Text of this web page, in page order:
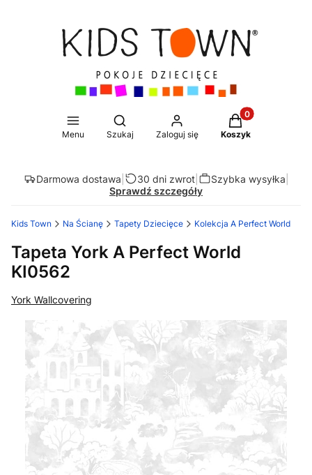
Menu
Otwórz wyszukiwarkę
Szukaj Zaloguj się
Produkty w
Koszyk
Darmowa dostawa 30 dni zwrot| Szybka wysyłka
Sprawdź szczegóły
Kids Town Na Ścianę Tapety Dziecięce Kolekcja A Perfect World
Tapeta York A Perfect World
KI0562
York Wallcovering